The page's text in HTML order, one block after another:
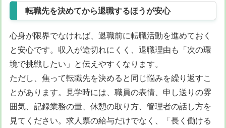
転職先を決めてから退職するほうが安心
心身が限界でなければ、退職前に転職活動を進めておく
と安心です。収入が途切れにくく、退職理由も「次の環
境で挑戦したい」と伝えやすくなります。
ただし、焦って転職先を決めると同じ悩みを繰り返すこ
とがあります。見学時には、職員の表情、申し送りの雰
囲気、記録業務の量、休憩の取り方、管理者の話し方を
見てください。求人票の給与だけでなく、「長く働ける